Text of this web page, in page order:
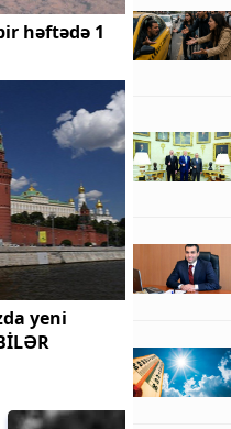
həftədə 1
yeni